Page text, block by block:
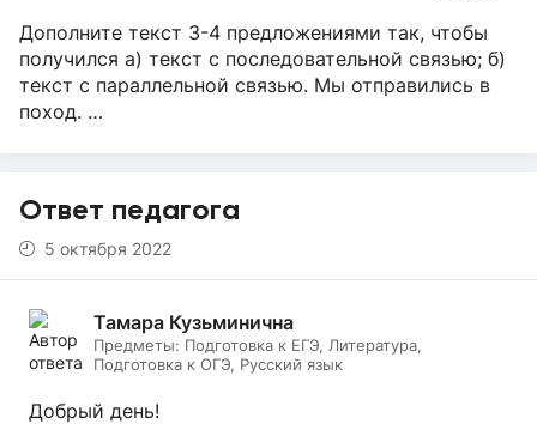
Дополните текст 3-4 предложениями так, чтобы
получился а) текст с последовательной связью; б)
текст с параллельной связью. Мы отправились в
поход. …
Ответ педагога
5 октября 2022
Тамара Кузьминична
Предметы: Подготовка к ЕГЭ, Литература,
Подготовка к ОГЭ, Русский язык
Добрый день!